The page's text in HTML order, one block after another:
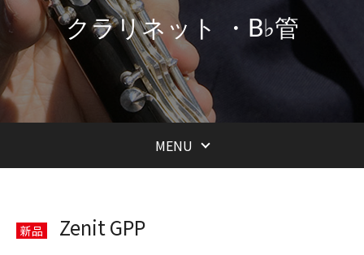
クラリネット ・B♭管
MENU
新品 Zenit GPP